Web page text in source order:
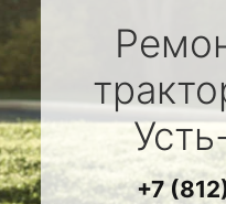
+7